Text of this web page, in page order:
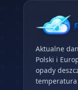
Aktualne
Polski i
opady
temperatura